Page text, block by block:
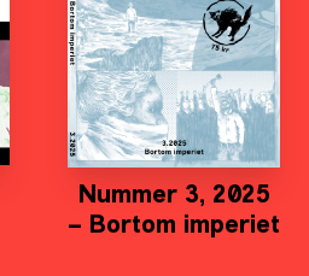
Nummer 3, 2025
– Bortom imperiet